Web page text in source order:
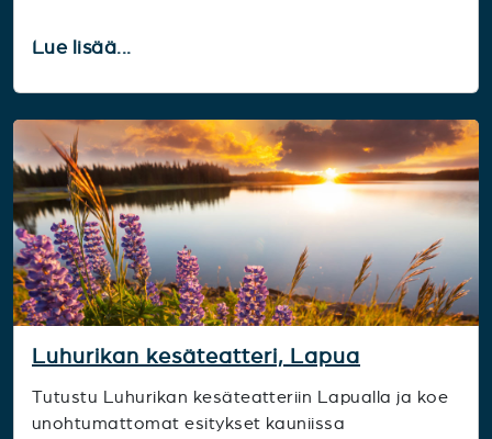
Lue lisää...
Luhurikan kesäteatteri, Lapua
Tutustu Luhurikan kesäteatteriin Lapualla ja koe
unohtumattomat esitykset kauniissa